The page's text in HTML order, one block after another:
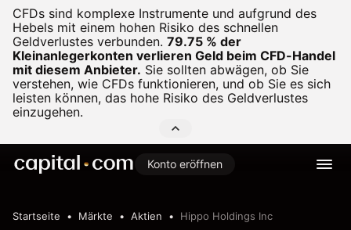
CFDs sind komplexe Instrumente und aufgrund des
Hebels mit einem hohen Risiko des schnellen
Geldverlustes verbunden. 79.75 % der
Kleinanlegerkonten verlieren Geld beim CFD-Handel
mit diesem Anbieter. Sie sollten abwägen, ob Sie
verstehen, wie CFDs funktionieren, und ob Sie es sich
leisten können, das hohe Risiko des Geldverlustes
einzugehen.
Konto eröffnen
Startseite Märkte Aktien Hippo Holdings Inc